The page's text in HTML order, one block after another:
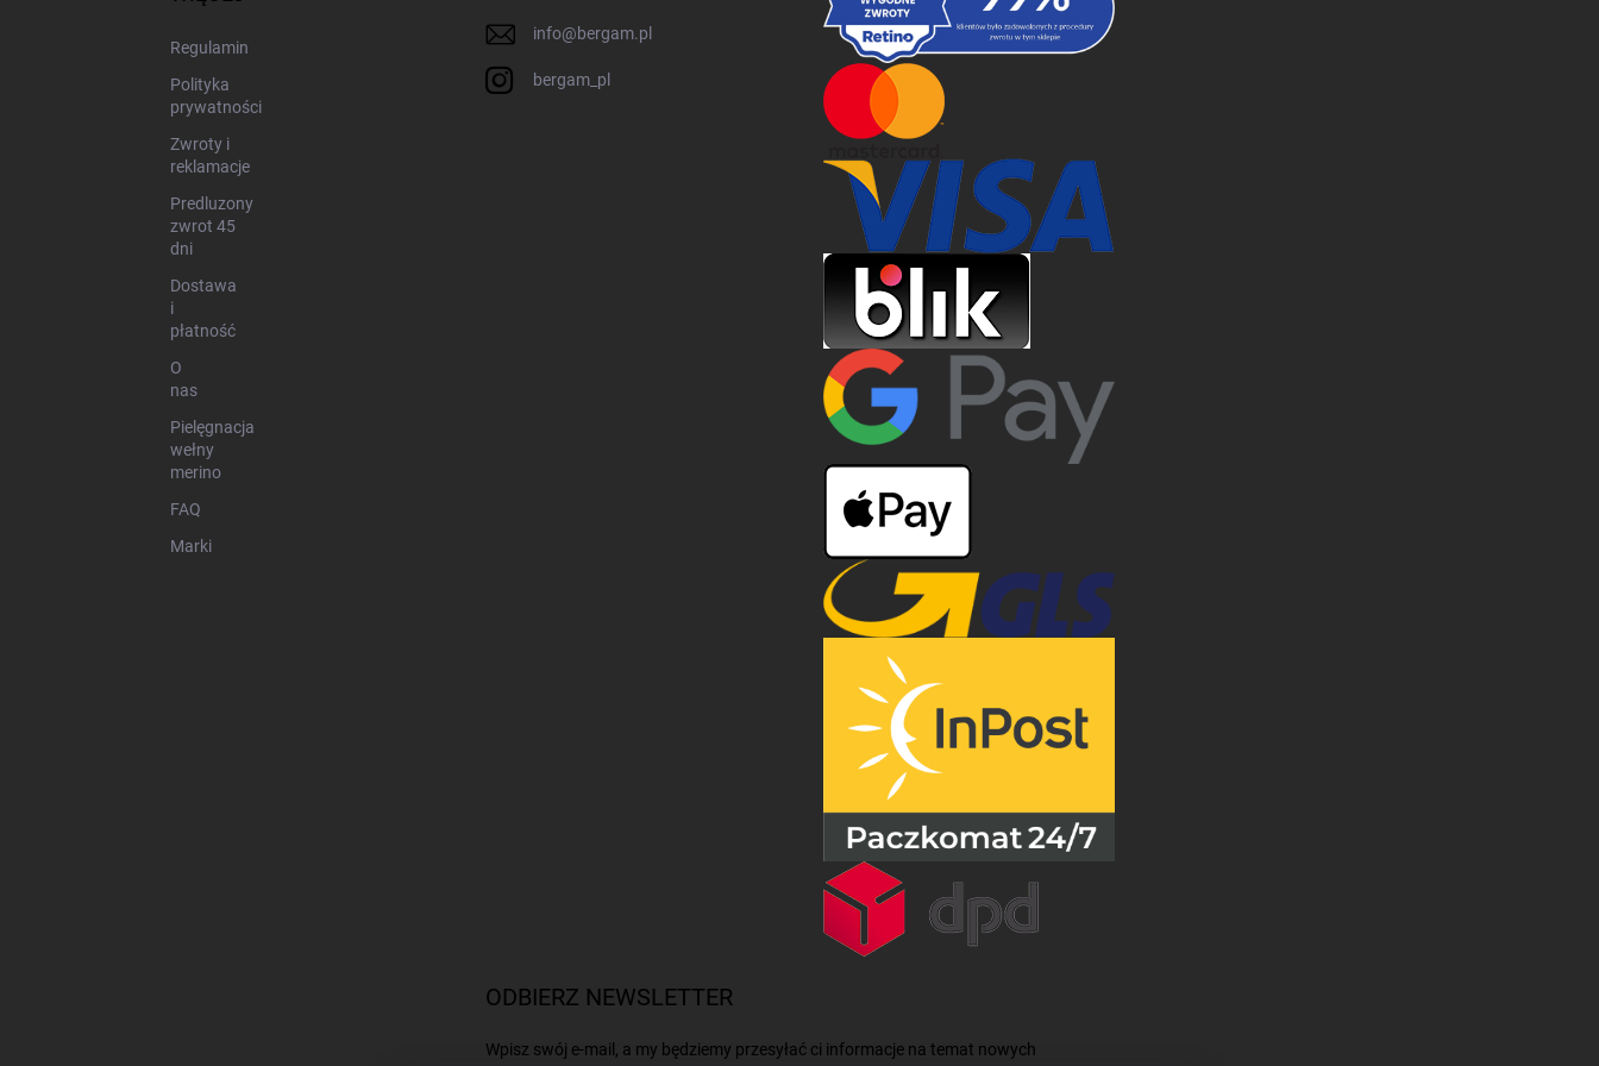
Regulamin
Polityka
prywatności
Zwroty i
reklamacje
Predluzony
zwrot 45
dni
Dostawa
i
płatność
O
nas
Pielęgnacja
wełny
merino
FAQ
Marki
info@bergam.pl
bergam_pl
ODBIERZ NEWSLETTER
Wpisz swój e-mail, a my będziemy przesyłać ci informacje na temat nowych